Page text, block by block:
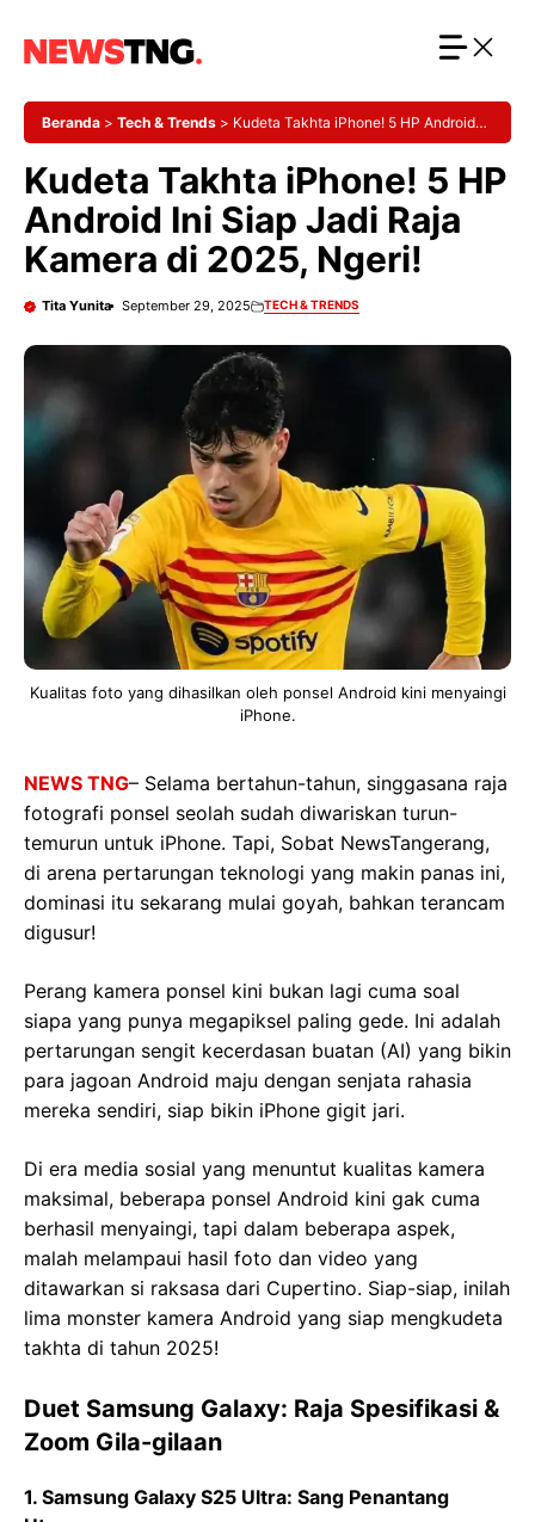
Beranda > Tech & Trends > Kudeta Takhta iPhone! 5 HP Android
Kudeta Takhta iPhone! 5 HP
Android Ini Siap Jadi Raja
Kamera di 2025, Ngeri!
Tita Yunita September 29, 2025 TECH & TRENDS
Kualitas foto yang dihasilkan oleh ponsel Android kini menyaingi
iPhone.
NEWS TNG– Selama bertahun-tahun, singgasana raja
fotografi ponsel seolah sudah diwariskan turun-
temurun untuk iPhone. Tapi, Sobat NewsTangerang,
di arena pertarungan teknologi yang makin panas ini,
dominasi itu sekarang mulai goyah, bahkan terancam
digusur!
Perang kamera ponsel kini bukan lagi cuma soal
siapa yang punya megapiksel paling gede. Ini adalah
pertarungan sengit kecerdasan buatan (AI) yang bikin
para jagoan Android maju dengan senjata rahasia
mereka sendiri, siap bikin iPhone gigit jari.
Di era media sosial yang menuntut kualitas kamera
maksimal, beberapa ponsel Android kini gak cuma
berhasil menyaingi, tapi dalam beberapa aspek,
malah melampaui hasil foto dan video yang
ditawarkan si raksasa dari Cupertino. Siap-siap, inilah
lima monster kamera Android yang siap mengkudeta
takhta di tahun 2025!
Duet Samsung Galaxy: Raja Spesifikasi &
Zoom Gila-gilaan
1. Samsung Galaxy S25 Ultra: Sang Penantang